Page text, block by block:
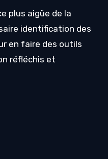
plus aigüe de la
identification des
en faire des outils
réfléchis et